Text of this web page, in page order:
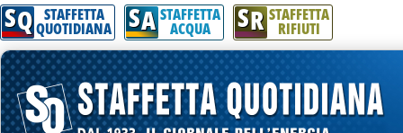
SQ STAFFETTA
QUOTIDIANA SA STAFFETTA
ACQUA SR STAFFETTA
RIFIUTI